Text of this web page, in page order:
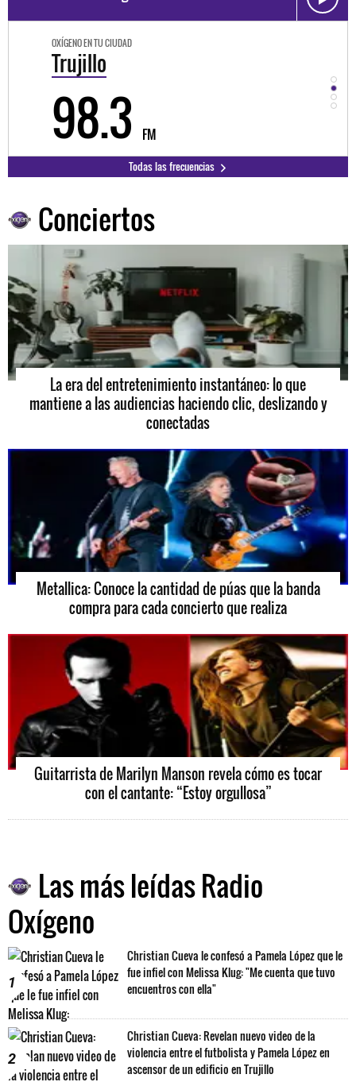
OXÍGENO EN TU CIUDAD
Trujillo
98.3 FM
Todas las frecuencias
Conciertos
La era del entretenimiento instantáneo: lo que
mantiene a las audiencias haciendo clic, deslizando y
conectadas
Metallica: Conoce la cantidad de púas que la banda
compra para cada concierto que realiza
Guitarrista de Marilyn Manson revela cómo es tocar
con el cantante: “Estoy orgullosa”
Las más leídas Radio
Oxígeno
1
Christian Cueva le confesó a Pamela López que le
fue infiel con Melissa Klug: "Me cuenta que tuvo
encuentros con ella"
2
Christian Cueva: Revelan nuevo video de la
violencia entre el futbolista y Pamela López en
ascensor de un edificio en Trujillo